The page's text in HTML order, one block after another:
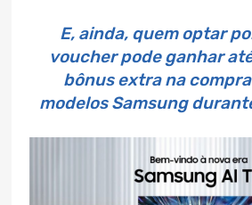
E, ainda, quem optar
voucher pode ganhar
bônus extra na
modelos Samsung